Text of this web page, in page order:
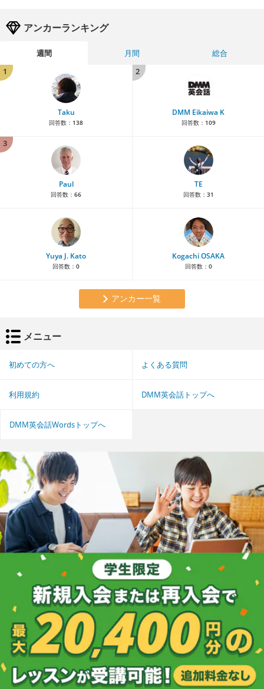
アンカーランキング
週間 月間
総合
1
Taku
回答数： 138
2
DMM Eikaiwa K
回答数： 109
3
Paul
回答数： 66
TE
回答数： 31
Yuya J. Kato
回答数： 0
Kogachi OSAKA
回答数： 0
アンカー一覧
メニュー
初めての方へ よくある質問
利用規約 DMM英会話トップへ
DMM英会話Wordsトップへ